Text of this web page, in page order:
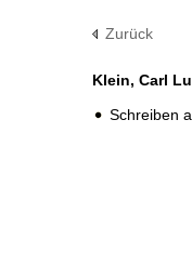
Zurück
Klein, Carl
Schreiben